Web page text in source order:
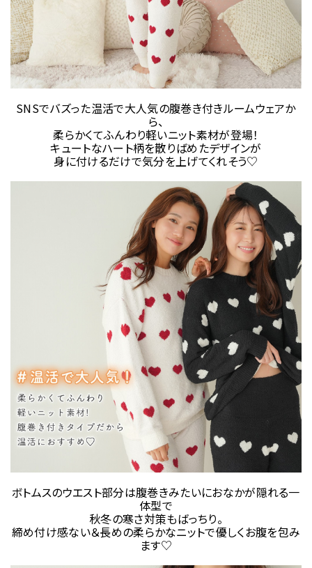
SNSでバズった温活で大人気の腹巻き付きルームウェアか
ら、
柔らかくてふんわり軽いニット素材が登場！
キュートなハート柄を散りばめたデザインが
身に付けるだけで気分を上げてくれそう♡
ボトムスのウエスト部分は腹巻きみたいにおなかが隠れる一
体型で
秋冬の寒さ対策もばっちり。
締め付け感ない＆長めの柔らかなニットで優しくお腹を包み
ます♡